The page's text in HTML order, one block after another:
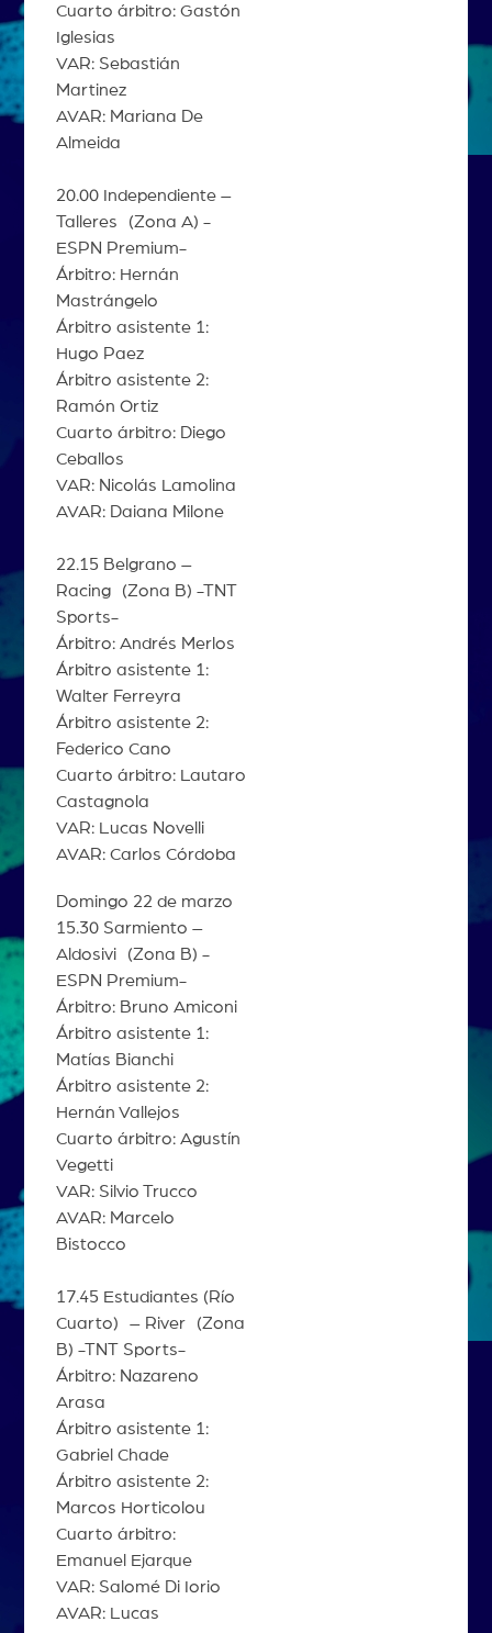
Cuarto árbitro: Gastón
Iglesias
VAR: Sebastián
Martinez
AVAR: Mariana De
Almeida
20.00 Independiente –
Talleres (Zona A) -
ESPN Premium-
Árbitro: Hernán
Mastrángelo
Árbitro asistente 1:
Hugo Paez
Árbitro asistente 2:
Ramón Ortiz
Cuarto árbitro: Diego
Ceballos
VAR: Nicolás Lamolina
AVAR: Daiana Milone
22.15 Belgrano –
Racing (Zona B) -TNT
Sports-
Árbitro: Andrés Merlos
Árbitro asistente 1:
Walter Ferreyra
Árbitro asistente 2:
Federico Cano
Cuarto árbitro: Lautaro
Castagnola
VAR: Lucas Novelli
AVAR: Carlos Córdoba
Domingo 22 de marzo
15.30 Sarmiento –
Aldosivi (Zona B) -
ESPN Premium-
Árbitro: Bruno Amiconi
Árbitro asistente 1:
Matías Bianchi
Árbitro asistente 2:
Hernán Vallejos
Cuarto árbitro: Agustín
Vegetti
VAR: Silvio Trucco
AVAR: Marcelo
Bistocco
17.45 Estudiantes (Río
Cuarto) – River (Zona
B) -TNT Sports-
Árbitro: Nazareno
Arasa
Árbitro asistente 1:
Gabriel Chade
Árbitro asistente 2:
Marcos Horticolou
Cuarto árbitro:
Emanuel Ejarque
VAR: Salomé Di Iorio
AVAR: Lucas